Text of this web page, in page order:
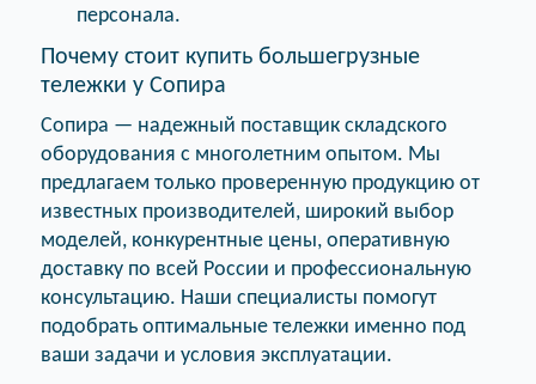
персонала.
Почему стоит купить большегрузные
тележки у Сопира
Сопира — надежный поставщик складского
оборудования с многолетним опытом. Мы
предлагаем только проверенную продукцию от
известных производителей, широкий выбор
моделей, конкурентные цены, оперативную
доставку по всей России и профессиональную
консультацию. Наши специалисты помогут
подобрать оптимальные тележки именно под
ваши задачи и условия эксплуатации.